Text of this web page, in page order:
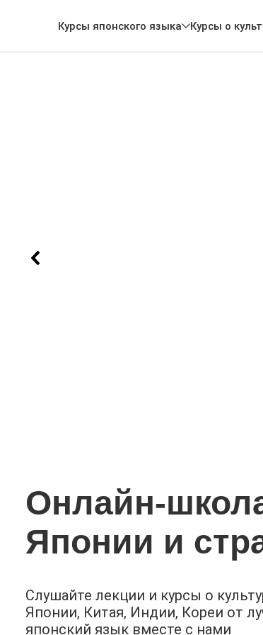
Курсы японского языка Курсы о
Онлайн-
Японии и
Слушайте лекции и курсы о
Японии, Китая, Индии, Кореи от
японский язык вместе с нами